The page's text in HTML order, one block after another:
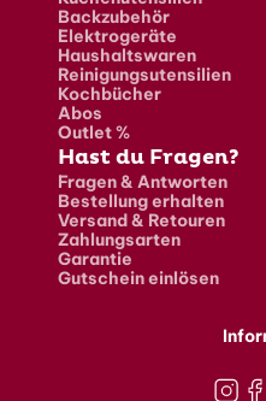
Backzubehör
Elektrogeräte
Haushaltswaren
Reinigungsutensilien
Kochbücher
Abos
Outlet %
Hast du Fragen?
Fragen & Antworten
Bestellung erhalten
Versand & Retouren
Zahlungsarten
Garantie
Gutschein einlösen